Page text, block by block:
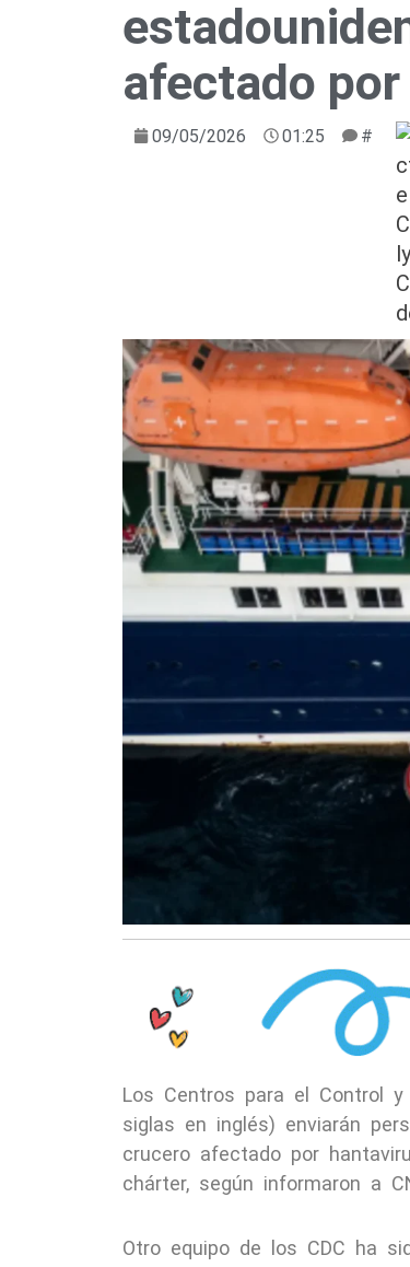
afectado
09/05/2026 01:25 #
Los Centros para el Control y
siglas en inglés) enviarán
crucero afectado por
chárter, según informaron a
Otro equipo de los CDC ha